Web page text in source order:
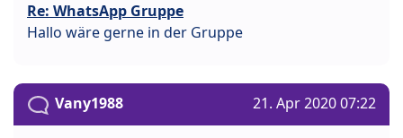
Re: WhatsApp Gruppe
Hallo wäre gerne in der Gruppe
Vany1988 21. Apr 2020 07:22